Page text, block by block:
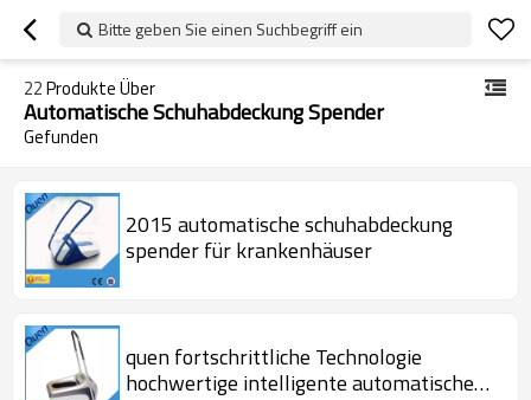
Bitte geben Sie einen Suchbegriff ein
22Produkte Über
Automatische Schuhabdeckung Spender
Gefunden
2015 automatische schuhabdeckung
spender für krankenhäuser
quen fortschrittliche Technologie
hochwertige intelligente automatische